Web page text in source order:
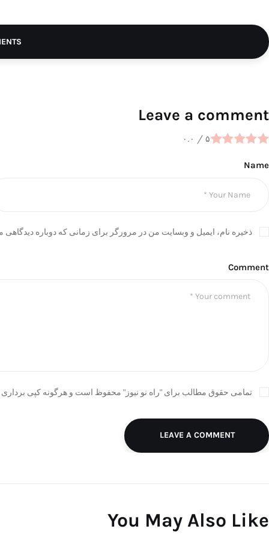
Leave a comment
۰.۰ / ۵
Name
ذخیره نام، ایمیل و وبسایت من در مرورگر برای زمانی که دوباره
Comment
تمامی حقوق مطالب برای "راه نو نیوز" محفوظ است و هرگونه کپی برداری
LEAVE A COMMENT
You May Also Like